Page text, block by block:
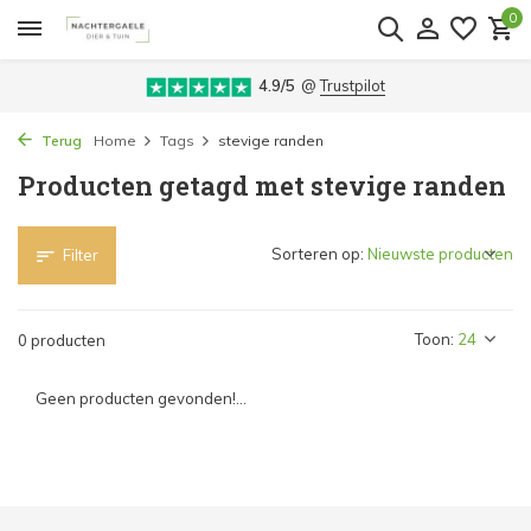
0
4.9/5 @Trustpilot
Terug Home Tags stevige randen
Producten getagd met stevige randen
Filter
0 producten Toon:
Sorteren op:
Geen producten gevonden!...